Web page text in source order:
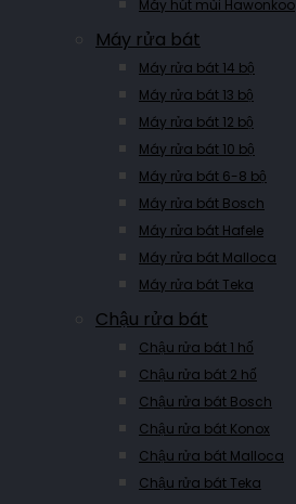
Máy hút mùi Hawonkoo
Máy rửa bát
Máy rửa bát 14 bộ
Máy rửa bát 13 bộ
Máy rửa bát 12 bộ
Máy rửa bát 10 bộ
Máy rửa bát 6-8 bộ
Máy rửa bát Bosch
Máy rửa bát Hafele
Máy rửa bát Malloca
Máy rửa bát Teka
Chậu rửa bát
Chậu rửa bát 1 hố
Chậu rửa bát 2 hố
Chậu rửa bát Bosch
Chậu rửa bát Konox
Chậu rửa bát Malloca
Chậu rửa bát Teka